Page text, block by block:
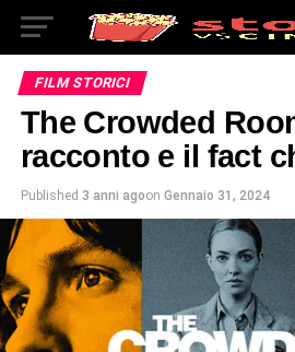
FILM STORICI
The Crowded
racconto e il fact
Published 3 anni agoon Gennaio 31, 2024